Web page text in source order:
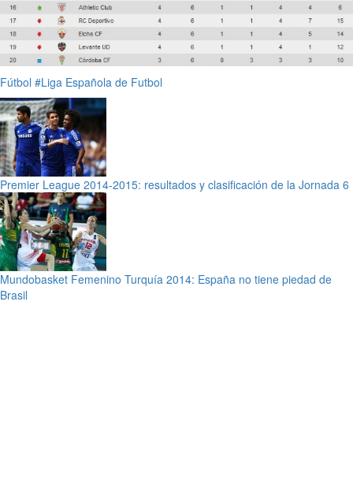
Fútbol #Liga Española de Futbol
Premier League 2014-2015: resultados y clasificación de la Jornada 6
Mundobasket Femenino Turquía 2014: España no tiene piedad de
Brasil